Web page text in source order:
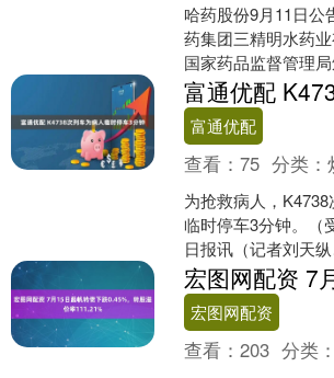
哈药股份9月11日公
药集团三精明水药
国家药品监督管理
平片的《药品补充申
本品通过仿制药质量
富通优配
查看：75 分类：
为抢救病人，
临时停车3分钟。（
日报讯（记者刘天
代颖彤）中国列车风
民需要，它也能....
宏图网配资
查看：203 分类